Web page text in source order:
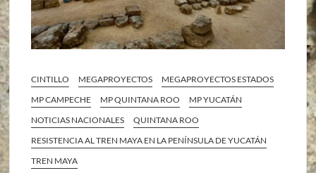
CINTILLO MEGAPROYECTOS
MEGAPROYECTOS ESTADOS
MP CAMPECHE
MP QUINTANA ROO
MP YUCATÁN
NOTICIAS NACIONALES
QUINTANA ROO
RESISTENCIA AL TREN MAYA EN LA PENÍNSULA DE YUCATÁN
TREN MAYA